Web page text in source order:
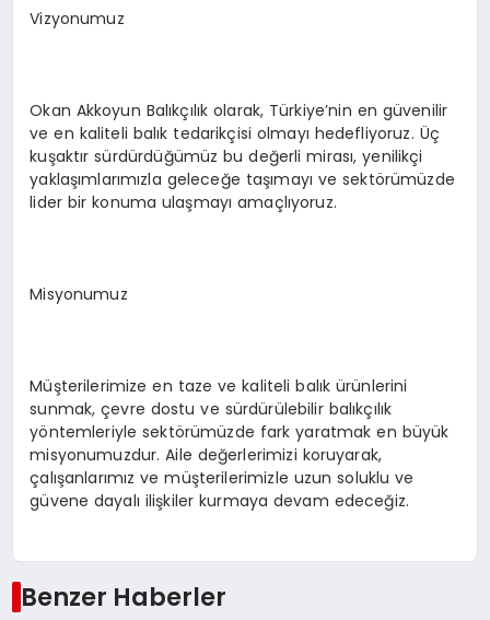
Vizyonumuz
Okan Akkoyun Balıkçılık olarak, Türkiye’nin en güvenilir
ve en kaliteli balık tedarikçisi olmayı hedefliyoruz. Üç
kuşaktır sürdürdüğümüz bu değerli mirası, yenilikçi
yaklaşımlarımızla geleceğe taşımayı ve sektörümüzde
lider bir konuma ulaşmayı amaçlıyoruz.
Misyonumuz
Müşterilerimize en taze ve kaliteli balık ürünlerini
sunmak, çevre dostu ve sürdürülebilir balıkçılık
yöntemleriyle sektörümüzde fark yaratmak en büyük
misyonumuzdur. Aile değerlerimizi koruyarak,
çalışanlarımız ve müşterilerimizle uzun soluklu ve
güvene dayalı ilişkiler kurmaya devam edeceğiz.
Benzer Haberler